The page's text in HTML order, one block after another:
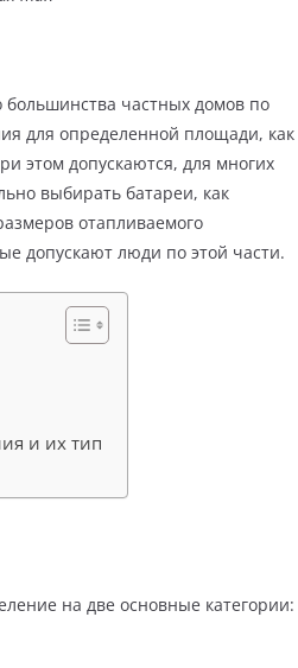
большинства частных домов по
для определенной площади, как
этом допускаются, для многих
выбирать батареи, как
отапливаемого
допускают люди по этой части.
и их тип
на две основные категории: